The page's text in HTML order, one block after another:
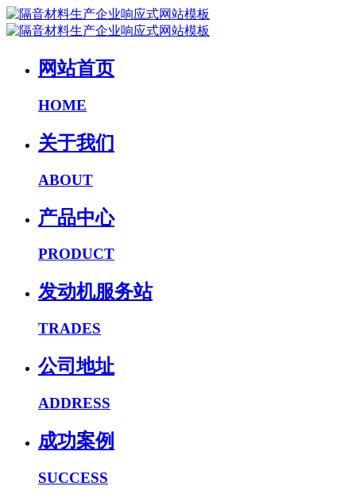
网站首页
HOME
关于我们
ABOUT
产品中心
PRODUCT
发动机服务站
TRADES
公司地址
ADDRESS
成功案例
SUCCESS